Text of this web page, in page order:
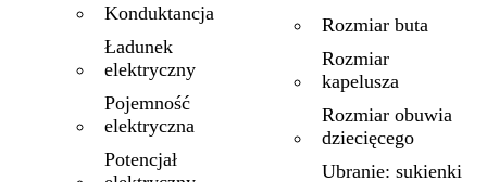
Konduktancja
Ładunek
elektryczny
Pojemność
elektryczna
Potencjał
Rozmiar buta
Rozmiar
kapelusza
Rozmiar obuwia
dziecięcego
Ubranie: sukienki